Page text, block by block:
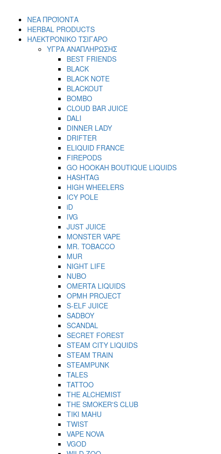
ΝΕΑ ΠΡΟΪΟΝΤΑ
HERBAL PRODUCTS
ΗΛΕΚΤΡΟΝΙΚΟ ΤΣΙΓΑΡΟ
ΥΓΡΑ ΑΝΑΠΛΗΡΩΣΗΣ
BEST FRIENDS
BLACK
BLACK NOTE
BLACKOUT
BOMBO
CLOUD BAR JUICE
DALI
DINNER LADY
DRIFTER
ELIQUID FRANCE
FIREPODS
GO HOOKAH BOUTIQUE LIQUIDS
HASHTAG
HIGH WHEELERS
ICY POLE
iD
IVG
JUST JUICE
MONSTER VAPE
MR. TOBACCO
MUR
NIGHT LIFE
NUBO
OMERTA LIQUIDS
OPMH PROJECT
S-ELF JUICE
SADBOY
SCANDAL
SECRET FOREST
STEAM CITY LIQUIDS
STEAM TRAIN
STEAMPUNK
TALES
TATTOO
THE ALCHEMIST
THE SMOKER'S CLUB
TIKI MAHU
TWIST
VAPE NOVA
VGOD